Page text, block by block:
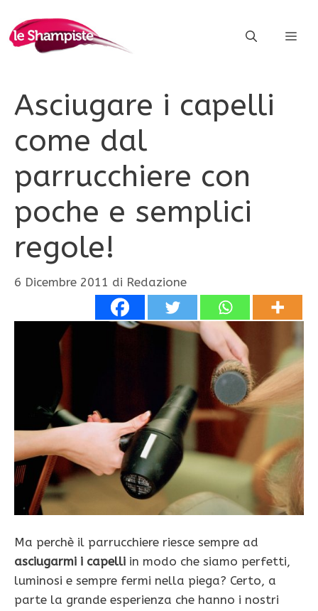
contenuto
Asciugare i capelli
come dal
parrucchiere con
poche e semplici
regole!
6 Dicembre 2011 di Redazione
Ma perchè il parrucchiere riesce sempre ad
asciugarmi i capelli in modo che siamo perfetti,
luminosi e sempre fermi nella piega? Certo, a
parte la grande esperienza che hanno i nostri